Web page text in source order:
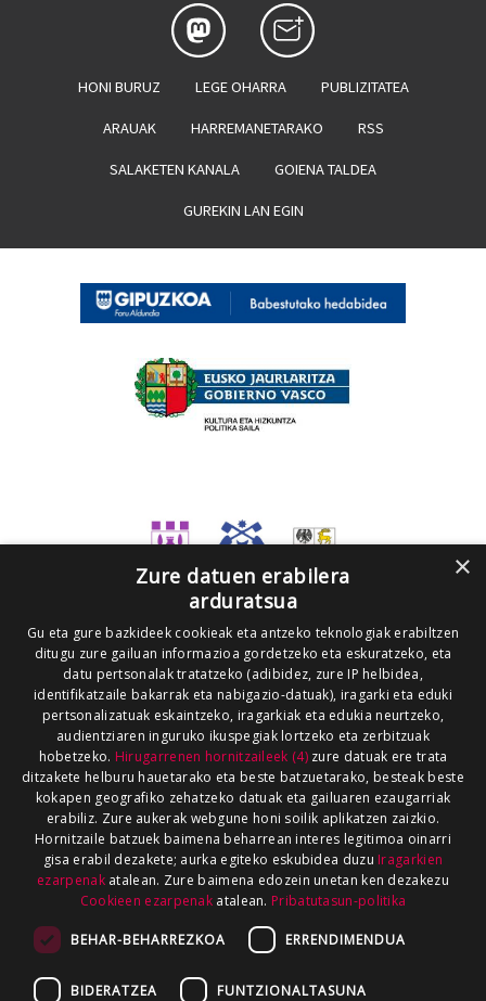
HONI BURUZ LEGE OHARRA PUBLIZITATEA
ARAUAK HARREMANETARAKO RSS
SALAKETEN KANALA GOIENA TALDEA
GUREKIN LAN EGIN
×
Zure datuen erabilera
arduratsua
Gu eta gure bazkideek cookieak eta antzeko teknologiak erabiltzen
ditugu zure gailuan informazioa gordetzeko eta eskuratzeko, eta
datu pertsonalak tratatzeko (adibidez, zure IP helbidea,
identifikatzaile bakarrak eta nabigazio-datuak), iragarki eta eduki
pertsonalizatuak eskaintzeko, iragarkiak eta edukia neurtzeko,
audientziaren inguruko ikuspegiak lortzeko eta zerbitzuak
hobetzeko. Hirugarrenen hornitzaileek (4)zure datuak ere trata
ditzakete helburu hauetarako eta beste batzuetarako, besteak beste
kokapen geografiko zehatzeko datuak eta gailuaren ezaugarriak
erabiliz. Zure aukerak webgune honi soilik aplikatzen zaizkio.
Hornitzaile batzuek baimena beharrean interes legitimoa oinarri
gisa erabil dezakete; aurka egiteko eskubidea duzu Iragarkien
ezarpenakatalean. Zure baimena edozein unetan ken dezakezu
Cookieen ezarpenak atalean. Pribatutasun-politika
BEHAR-BEHARREZKOA ERRENDIMENDUA
BIDERATZEA FUNTZIONALTASUNA